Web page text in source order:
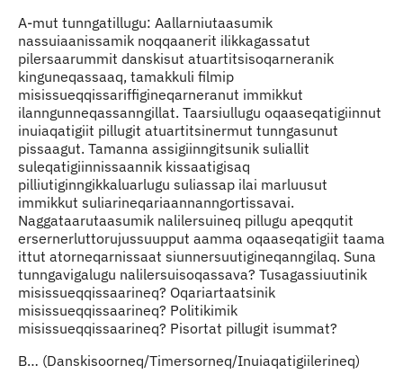
A-mut tunngatillugu: Aallarniutaasumik
nassuiaanissamik noqqaanerit ilikkagassatut
pilersaarummit danskisut atuartitsisoqarneranik
kinguneqassaaq, tamakkuli filmip
misissueqqissariffigineqarneranut immikkut
ilanngunneqassanngillat. Taarsiullugu oqaaseqatigiinnut
inuiaqatigiit pillugit atuartitsinermut tunngasunut
pissaagut. Tamanna assigiinngitsunik suliallit
suleqatigiinnissaannik kissaatigisaq
pilliutiginngikkaluarlugu suliassap ilai marluusut
immikkut suliarineqariaannanngortissavai.
Naggataarutaasumik nalilersuineq pillugu apeqqutit
ersernerluttorujussuupput aamma oqaaseqatigiit taama
ittut atorneqarnissaat siunnersuutigineqanngilaq. Suna
tunngavigalugu nalilersuisoqassava? Tusagassiuutinik
misissueqqissaarineq? Oqariartaatsinik
misissueqqissaarineq? Politikimik
misissueqqissaarineq? Pisortat pillugit isummat?
B… (Danskisoorneq/Timersorneq/Inuiaqatigiilerineq)